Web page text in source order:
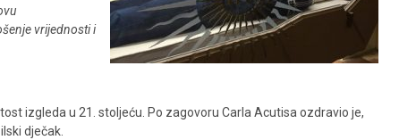
vrijednosti i
izgleda u 21. stoljeću. Po zagovoru Carla Acutisa ozdravio je,
dječak.